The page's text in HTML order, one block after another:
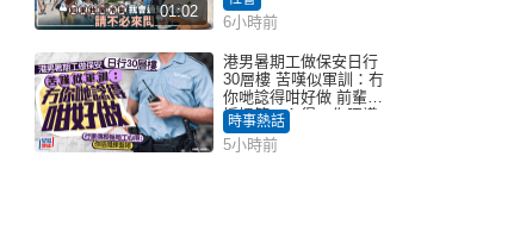
01:02
6小時前
港男暑期工做保安日行
30層樓 苦嘆似軍訓：冇
你哋諗得咁好做 前輩傳
授搵筍工心得：你唔識
揀盤啫｜Juicy叮
時事熱話
5小時前